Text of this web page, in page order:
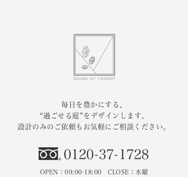
毎日を豊かにする、
“過ごせる庭”をデザインします。
設計のみのご依頼もお気軽にご相談ください。
0120-37-1728
OPEN：09:00-18:00 CLOSE：水曜